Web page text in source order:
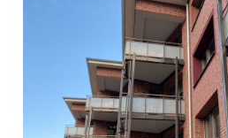
Jahres- und
Geschäftsbericht 2023